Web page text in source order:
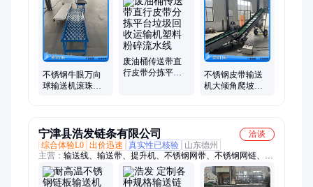
机、防滑输送带、网带链板机、链板提升机、皮带拐角机、爬坡
提升机、转弯链板线、板式输送带、动力链板线、油炸食品线、
滚筒转弯机、垃圾处理线、皮带排屑机、皮带转弯机、链板输送
不锈钢牛眼万向
球输送机滚珠包
废油桶传送带直
行皮带分拣平台
不锈钢皮带输送
机大倾角爬坡提
宁津县浩发链条有限公司
洽谈
综合体验L0 出价迅速 真实性已核验
山东德州
主营： 输送线、输送带、提升机、不锈钢网带、不锈钢网链、平
顶链、加厚链板、重型链板、链板输送机、链板给料机、链板提
升机、打包机链板、破碎机链板、窑炉链板、窑炉网带、退火炉